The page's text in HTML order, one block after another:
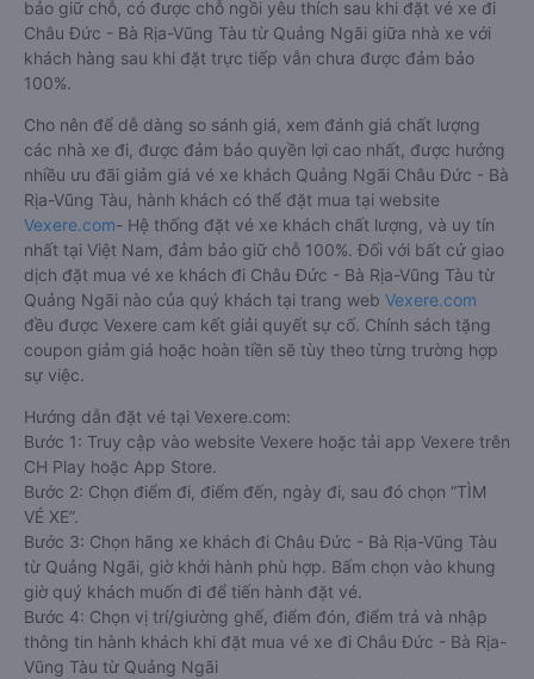
bảo giữ chỗ, có được chỗ ngồi yêu thích sau khi đặt vé xe đi
Châu Đức - Bà Rịa-Vũng Tàu từ Quảng Ngãi giữa nhà xe với
khách hàng sau khi đặt trực tiếp vẫn chưa được đảm bảo
100%.
Cho nên để dễ dàng so sánh giá, xem đánh giá chất lượng
các nhà xe đi, được đảm bảo quyền lợi cao nhất, được hưởng
nhiều ưu đãi giảm giá vé xe khách Quảng Ngãi Châu Đức - Bà
Rịa-Vũng Tàu, hành khách có thể đặt mua tại website
Vexere.com- Hệ thống đặt vé xe khách chất lượng, và uy tín
nhất tại Việt Nam, đảm bảo giữ chỗ 100%. Đối với bất cứ giao
dịch đặt mua vé xe khách đi Châu Đức - Bà Rịa-Vũng Tàu từ
Quảng Ngãi nào của quý khách tại trang web Vexere.com
đều được Vexere cam kết giải quyết sự cố. Chính sách tặng
coupon giảm giá hoặc hoàn tiền sẽ tùy theo từng trường hợp
sự việc.
Hướng dẫn đặt vé tại Vexere.com:
Bước 1: Truy cập vào website Vexere hoặc tải app Vexere trên
CH Play hoặc App Store.
Bước 2: Chọn điểm đi, điểm đến, ngày đi, sau đó chọn “TÌM
VÉ XE”.
Bước 3: Chọn hãng xe khách đi Châu Đức - Bà Rịa-Vũng Tàu
từ Quảng Ngãi, giờ khởi hành phù hợp. Bấm chọn vào khung
giờ quý khách muốn đi để tiến hành đặt vé.
Bước 4: Chọn vị trí/giường ghế, điểm đón, điểm trả và nhập
thông tin hành khách khi đặt mua vé xe đi Châu Đức - Bà Rịa-
Vũng Tàu từ Quảng Ngãi